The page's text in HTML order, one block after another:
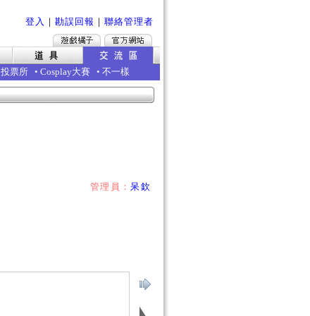
登入 ｜ 勘誤回報 ｜ 聯絡管理者
投票所 • Cosplay大賽 • 不一樣
管理員：呆欽